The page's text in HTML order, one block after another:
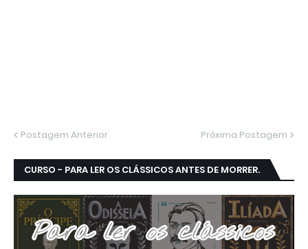
Postagem Anterior Próxima Postagem
CURSO - PARA LER OS CLÁSSICOS ANTES DE MORRER.